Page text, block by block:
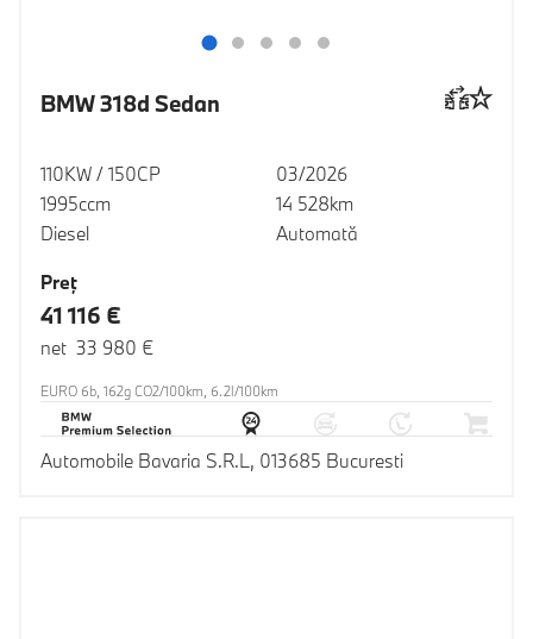
BMW 318d Sedan
110KW / 150CP
1995ccm
Diesel
03/2026
14 528km
Automată
Preţ
41 116 €
net 33 980 €
EURO 6b, 162g CO2/100km, 6.2l/100km
Automobile Bavaria S.R.L, 013685 Bucuresti